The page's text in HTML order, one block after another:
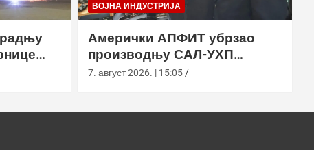
ВОЈНА ИНДУСТРИЈА
Амерички АПФИТ убрзао
производњу САЛ-УХП
ласера за УССОЦОМ
7. август 2026. | 15:05